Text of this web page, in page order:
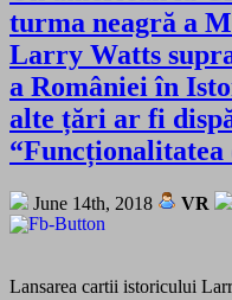
turma neagră a
Larry Watts
a României în
alte țări ar fi
June 14th, 2018 VR
Lansarea cartii istoricului